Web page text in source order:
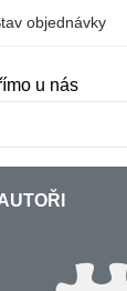
objednávky
u nás